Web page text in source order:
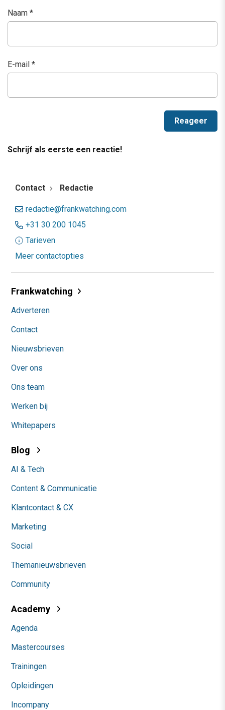
Naam *
E-mail *
Schrijf als eerste een reactie!
Contact Redactie
redactie@frankwatching.com
+31 30 200 1045
Tarieven
Meer contactopties
Frankwatching
Adverteren
Contact
Nieuwsbrieven
Over ons
Ons team
Werken bij
Whitepapers
Blog
AI & Tech
Content & Communicatie
Klantcontact & CX
Marketing
Social
Themanieuwsbrieven
Community
Academy
Agenda
Mastercourses
Trainingen
Opleidingen
Incompany